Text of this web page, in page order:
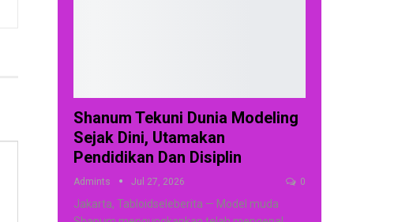
Shanum Tekuni Dunia Modeling
Sejak Dini, Utamakan
Pendidikan Dan Disiplin
Admints Jul 27, 2026 0
Jakarta, Tabloidseleberita — Model muda